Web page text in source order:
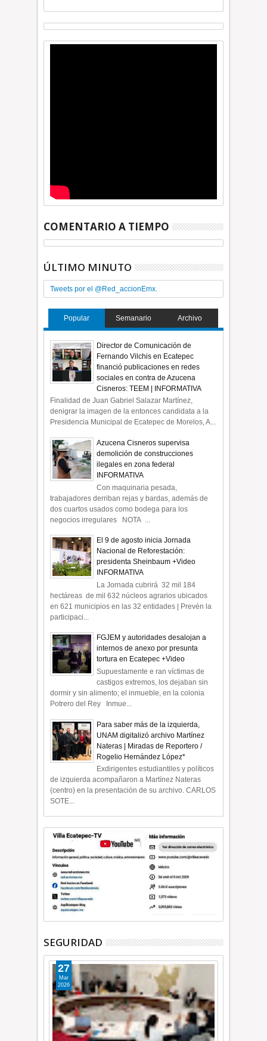
COMENTARIO A TIEMPO
ÚLTIMO MINUTO
Tweets por el @Red_accionEmx.
Popular Semanario Archivo
Director de Comunicación de
Fernando Vilchis en Ecatepec
financió publicaciones en redes
sociales en contra de Azucena
Cisneros: TEEM | INFORMATIVA
Finalidad de Juan Gabriel Salazar Martínez,
denigrar la imagen de la entonces candidata a la
Presidencia Municipal de Ecatepec de Morelos, A...
Azucena Cisneros supervisa
demolición de construcciones
ilegales en zona federal
INFORMATIVA
Con maquinaria pesada,
trabajadores derriban rejas y bardas, además de
dos cuartos usados como bodega para los
negocios irregulares NOTA ...
El 9 de agosto inicia Jornada
Nacional de Reforestación:
presidenta Sheinbaum +Video
INFORMATIVA
La Jornada cubrirá 32 mil 184
hectáreas de mil 632 núcleos agrarios ubicados
en 621 municipios en las 32 entidades | Prevén la
participaci...
FGJEM y autoridades desalojan a
internos de anexo por presunta
tortura en Ecatepec +Video
Supuestamente e ran víctimas de
castigos extremos, los dejaban sin
dormir y sin alimento; el inmueble, en la colonia
Potrero del Rey Inmue...
Para saber más de la izquierda,
UNAM digitalizó archivo Martínez
Nateras | Miradas de Reportero /
Rogelio Hernández López*
Exdirigentes estudiantiles y políticos
de izquierda acompañaron a Martínez Nateras
(centro) en la presentación de su archivo. CARLOS
SOTE...
SEGURIDAD
27
Mar
2026